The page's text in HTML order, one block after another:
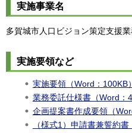
実施事業名
多賀城市人口ビジョン策定支援業
実施要領など
実施要領（Word：100KB）
業務委託仕様書（Word：
企画提案書作成要領（
（様式1）申請書兼誓約書